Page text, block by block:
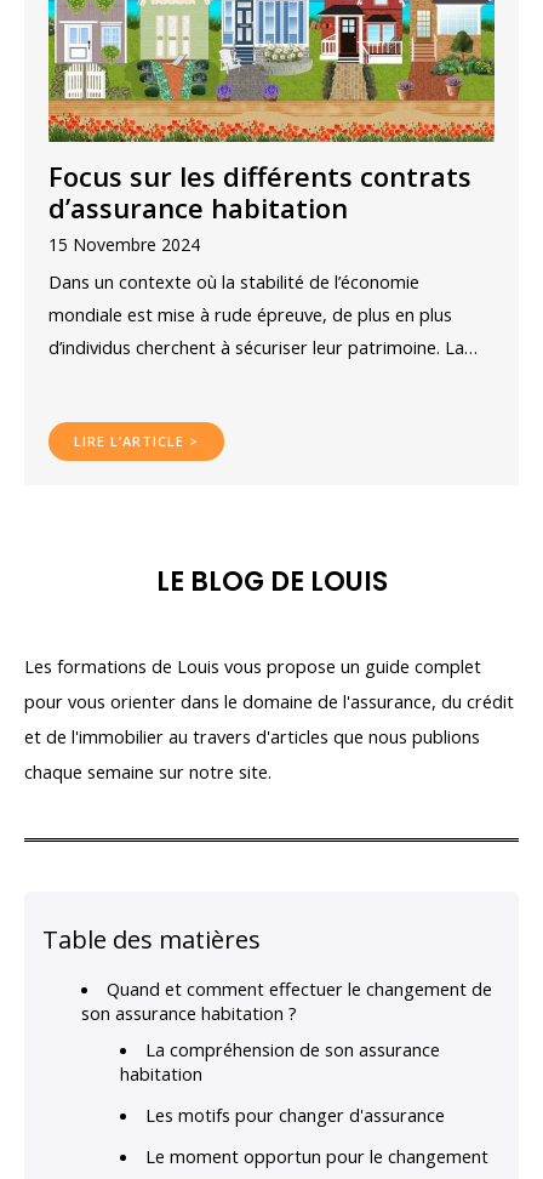
Focus sur les différents contrats
d’assurance habitation
15 Novembre 2024
Dans un contexte où la stabilité de l’économie
mondiale est mise à rude épreuve, de plus en plus
d’individus cherchent à sécuriser leur patrimoine. La…
LIRE L’ARTICLE >
LE BLOG DE LOUIS
Les formations de Louis vous propose un guide complet
pour vous orienter dans le domaine de l'assurance, du crédit
et de l'immobilier au travers d'articles que nous publions
chaque semaine sur notre site.
Table des matières
Quand et comment effectuer le changement de
son assurance habitation ?
La compréhension de son assurance
habitation
Les motifs pour changer d'assurance
Le moment opportun pour le changement